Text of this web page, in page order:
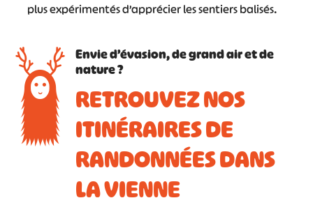
plus expérimentés d’apprécier les sentiers balisés.
Envie d’évasion, de grand air et de
nature ?
RETROUVEZ NOS
ITINÉRAIRES DE
RANDONNÉES DANS
LA VIENNE